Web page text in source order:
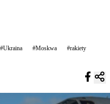
#Ukraina #Moskwa
#rakiety